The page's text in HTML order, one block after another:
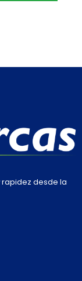
rapidez desde la